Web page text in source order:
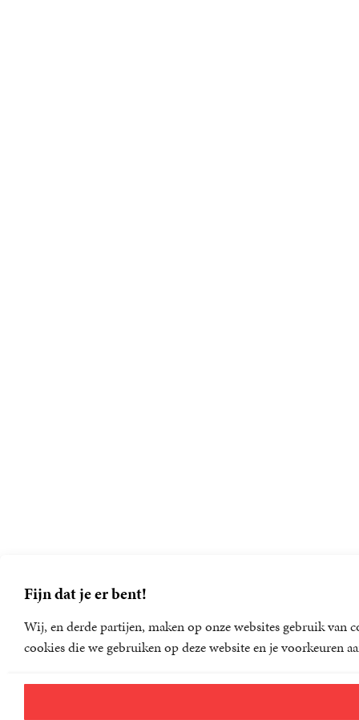
Fijn dat je er bent!
Wij, en derde partijen, maken op onze websites gebruik van
cookies die we gebruiken op deze website en je voorkeuren